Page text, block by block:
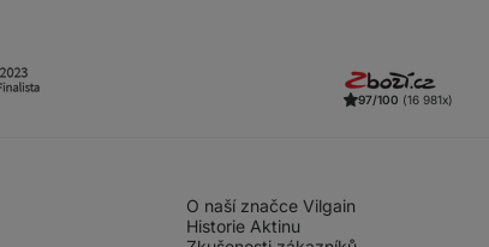
97/100 (16 981x)
O naší značce Vilgain
Historie Aktinu